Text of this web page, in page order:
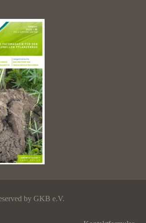
by GKB e.V.